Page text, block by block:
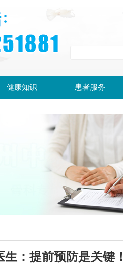
健康知识 患者服务
：提前预防是关键！